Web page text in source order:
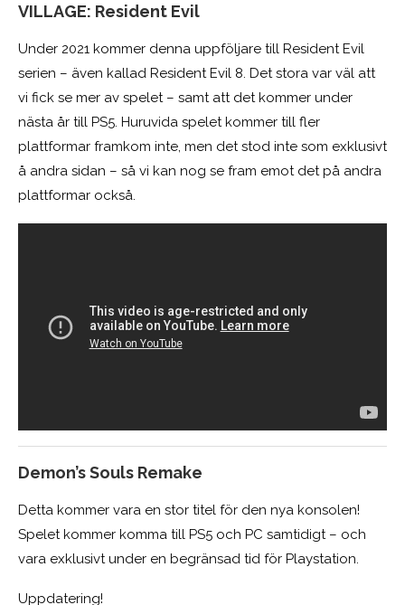
VILLAGE: Resident Evil
Under 2021 kommer denna uppföljare till Resident Evil
serien – även kallad Resident Evil 8. Det stora var väl att
vi fick se mer av spelet – samt att det kommer under
nästa år till PS5. Huruvida spelet kommer till fler
plattformar framkom inte, men det stod inte som exklusivt
å andra sidan – så vi kan nog se fram emot det på andra
plattformar också.
Demon’s Souls Remake
Detta kommer vara en stor titel för den nya konsolen!
Spelet kommer komma till PS5 och PC samtidigt – och
vara exklusivt under en begränsad tid för Playstation.
Uppdatering!